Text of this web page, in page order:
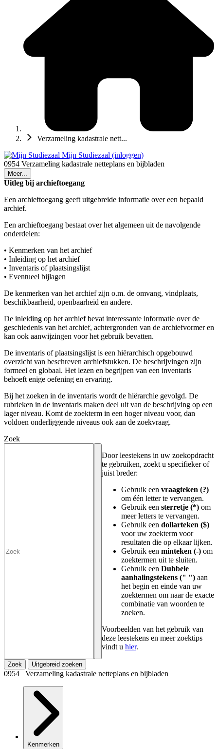
Verzameling kadastrale nett...
Mijn Studiezaal (inloggen)
0954 Verzameling kadastrale netteplans en bijbladen
Meer...
Uitleg bij archieftoegang
Een archieftoegang geeft uitgebreide informatie over een bepaald
archief.
Een archieftoegang bestaat over het algemeen uit de navolgende
onderdelen:
• Kenmerken van het archief
• Inleiding op het archief
• Inventaris of plaatsingslijst
• Eventueel bijlagen
De kenmerken van het archief zijn o.m. de omvang, vindplaats,
beschikbaarheid, openbaarheid en andere.
De inleiding op het archief bevat interessante informatie over de
geschiedenis van het archief, achtergronden van de archiefvormer en
kan ook aanwijzingen voor het gebruik bevatten.
De inventaris of plaatsingslijst is een hiërarchisch opgebouwd
overzicht van beschreven archiefstukken. De beschrijvingen zijn
formeel en globaal. Het lezen en begrijpen van een inventaris
behoeft enige oefening en ervaring.
Bij het zoeken in de inventaris wordt de hiërarchie gevolgd. De
rubrieken in de inventaris maken deel uit van de beschrijving op een
lager niveau. Komt de zoekterm in een hoger niveau voor, dan
voldoen onderliggende niveaus ook aan de zoekvraag.
Zoek
Door leestekens in uw zoekopdracht
te gebruiken, zoekt u specifieker of
juist breder:
Gebruik een vraagteken (?)
om één letter te vervangen.
Gebruik een sterretje (*) om
meer letters te vervangen.
Gebruik een dollarteken ($)
voor uw zoekterm voor
resultaten die op elkaar lijken.
Gebruik een minteken (-) om
zoektermen uit te sluiten.
Gebruik een Dubbele
aanhalingstekens (" ") aan
het begin en einde van uw
zoektermen om naar de exacte
combinatie van woorden te
zoeken.
Voorbeelden van het gebruik van
deze leestekens en meer zoektips
vindt u hier.
Zoek Uitgebreid zoeken
0954 Verzameling kadastrale netteplans en bijbladen
Kenmerken